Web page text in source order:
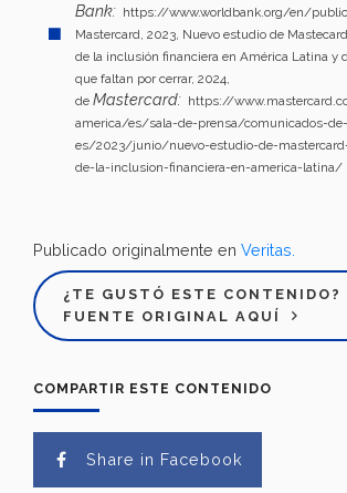
Bank: https://www.worldbank.org/en/
Mastercard, 2023, Nuevo estudio de
de la inclusión financiera en América Latina y
que faltan por cerrar, 2024,
de Mastercard: https://
america/es/sala-de-prensa/comunicados-
es/2023/junio/nuevo-estudio-de-
de-la-inclusion-financiera-en-america-latina/
Publicado originalmente en Veritas.
¿TE GUSTÓ ESTE CONTENIDO?
FUENTE ORIGINAL AQUÍ
COMPARTIR ESTE CONTENIDO
Share in Facebook